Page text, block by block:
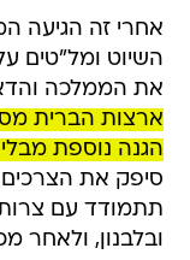
אחרי זה הגיעה
השיוט ומל"טים
את הממלכה
ארצות הברית
הגנה נוספת
סיפק את
תתמודד עם
ובלבנון, ולאחר